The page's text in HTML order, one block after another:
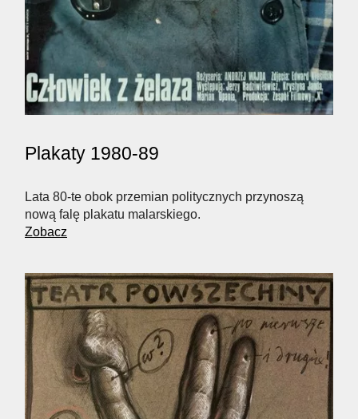
Plakaty 1980-89
Lata 80-te obok przemian politycznych przynoszą
nową falę plakatu malarskiego.
Zobacz